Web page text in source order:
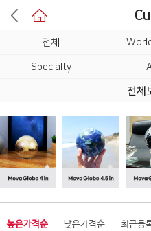
전체
Specialty
명
전체
높은가격순 낮은가격순 최근등